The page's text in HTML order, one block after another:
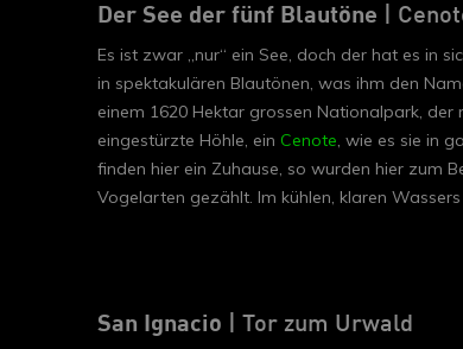
Der See der fünf Blautöne |
Es ist zwar „nur“ ein See, doch der hat es in
in spektakulären Blautönen, was ihm den
einem 1620 Hektar grossen Nationalpark,
eingestürzte Höhle, ein Cenote, wie es sie in
finden hier ein Zuhause, so wurden hier zum
Vogelarten gezählt. Im kühlen, klaren
San Ignacio | Tor zum Urwald